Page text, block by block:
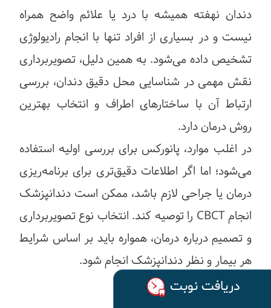
دندان نهفته همیشه با درد یا علائم واضح همراه
نیست و در بسیاری از افراد تنها با انجام رادیولوژی
تشخیص داده می‌شود. به همین دلیل، تصویربرداری
نقش مهمی در شناسایی محل دقیق دندان، بررسی
ارتباط آن با ساختارهای اطراف و انتخاب بهترین
روش درمان دارد.
در اغلب موارد، پانورکس برای بررسی اولیه استفاده
می‌شود؛ اما اگر اطلاعات دقیق‌تری برای برنامه‌ریزی
درمان یا جراحی لازم باشد، ممکن است دندانپزشک
انجام CBCT را توصیه کند. انتخاب نوع تصویربرداری
و تصمیم درباره درمان، همواره باید بر اساس شرایط
هر بیمار و نظر دندانپزشک انجام شود.
دریافت نوبت